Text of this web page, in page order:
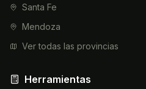
Santa Fe
Mendoza
Ver todas las provincias
Herramientas